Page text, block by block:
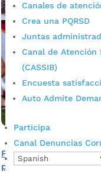
Canales de
Crea una PQRSD
Juntas
Canal de Atención
(CASSIB)
Encuesta
Auto Admite
Participa
Canal Denuncias
Fundación Paticas al
por los animales